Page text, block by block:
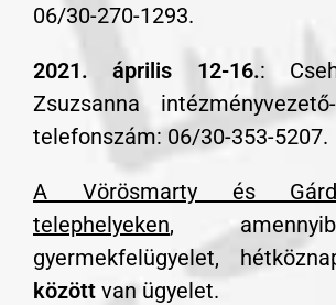
06/30-270-1293.
2021. április 12-16.:
Zsuzsanna
telefonszám: 06/30-353-5207.
A Vörösmarty és
telephelyeken,
gyermekfelügyelet,
között van ügyelet.